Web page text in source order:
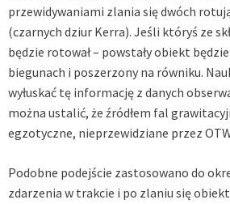
przewidywaniami zlania się dwóch
(czarnych dziur Kerra). Jeśli któryś ze
będzie rotował – powstały obiekt
biegunach i poszerzony na równiku.
wyłuskać tę informację z danych
można ustalić, że źródłem fal
egzotyczne, nieprzewidziane przez
Podobne podejście zastosowano do
zdarzenia w trakcie i po zlaniu się